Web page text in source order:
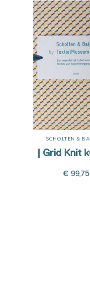
SCHOLTEN &
| Grid Knit
€ 99,75